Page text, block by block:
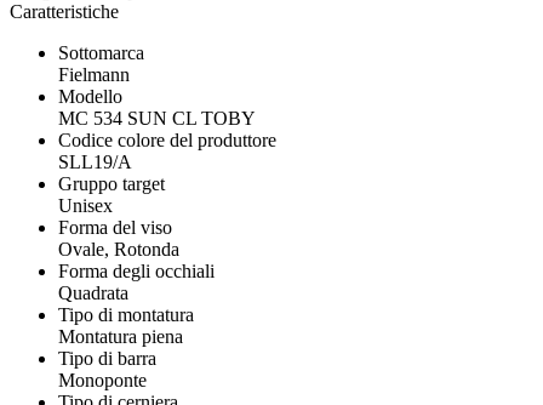
Caratteristiche
Sottomarca
Fielmann
Modello
MC 534 SUN CL TOBY
Codice colore del produttore
SLL19/A
Gruppo target
Unisex
Forma del viso
Ovale, Rotonda
Forma degli occhiali
Quadrata
Tipo di montatura
Montatura piena
Tipo di barra
Monoponte